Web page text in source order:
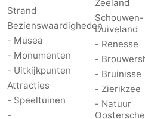
Strand
Bezienswaardigheden
- Musea
- Monumenten
- Uitkijkpunten
Attracties
- Speeltuinen
-
Zeeland
Schouwen-
Duiveland
- Renesse
-
- Bruinisse
- Zierikzee
- Natuur